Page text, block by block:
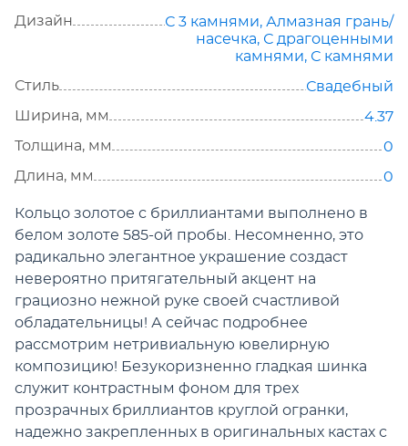
Дизайн
С 3 камнями, Алмазная грань/
насечка, С драгоценными
камнями, С камнями
Стиль
Свадебный
Ширина, мм
4.37
Толщина, мм
0
Длина, мм
0
Кольцо золотое с бриллиантами выполнено в
белом золоте 585-ой пробы. Несомненно, это
радикально элегантное украшение создаст
невероятно притягательный акцент на
грациозно нежной руке своей счастливой
обладательницы! А сейчас подробнее
рассмотрим нетривиальную ювелирную
композицию! Безукоризненно гладкая шинка
служит контрастным фоном для трех
прозрачных бриллиантов круглой огранки,
надежно закрепленных в оригинальных кастах с